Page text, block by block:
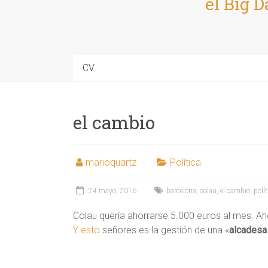
CV
el cambio
marioquartz Política
24 mayo, 2016 barcelona, colau, el cambio,
Colau quería ahorrarse 5.000 euros al mes.
Y esto señores es la gestión de una «